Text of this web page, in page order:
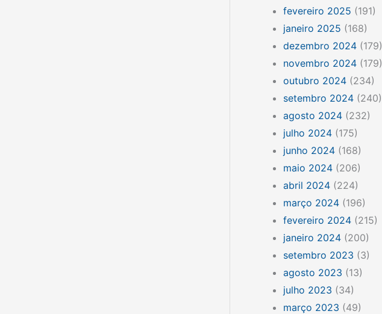
fevereiro 2025 (191)
janeiro 2025 (168)
dezembro 2024 (179)
novembro 2024 (179)
outubro 2024 (234)
setembro 2024 (240)
agosto 2024 (232)
julho 2024 (175)
junho 2024 (168)
maio 2024 (206)
abril 2024 (224)
março 2024 (196)
fevereiro 2024 (215)
janeiro 2024 (200)
setembro 2023 (3)
agosto 2023 (13)
julho 2023 (34)
março 2023 (49)